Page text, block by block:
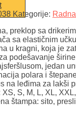
Kategorije:
preklop sa
sa elastičnim
u kragni, koja je
podešavanje
jedan
polara i
na leđima za lakši
S, M, L, XL,
štampa: sito,